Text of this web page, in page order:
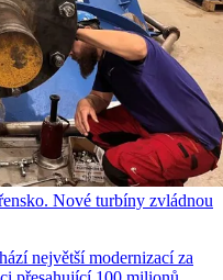
Nové turbíny zvládnou
největší modernizací za